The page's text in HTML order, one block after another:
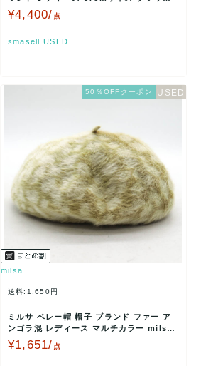
BARNEY…
¥4,400/ 点
smasell.USED
50％OFFクーポン
milsa
送料:1,650円
ミルサ ベレー帽 帽子 ブランド ファー ア
ンゴラ混 レディース マルチカラー milsa
【中古】
¥1,651/ 点